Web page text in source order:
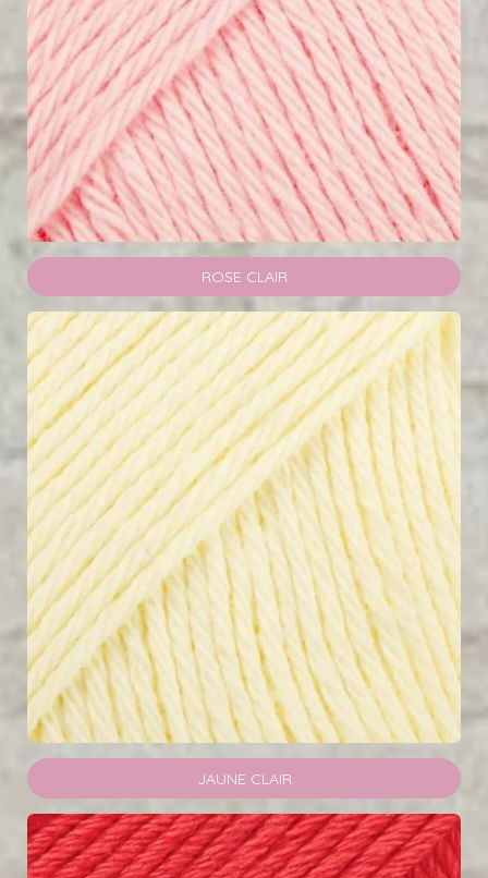
ROSE CLAIR
JAUNE CLAIR